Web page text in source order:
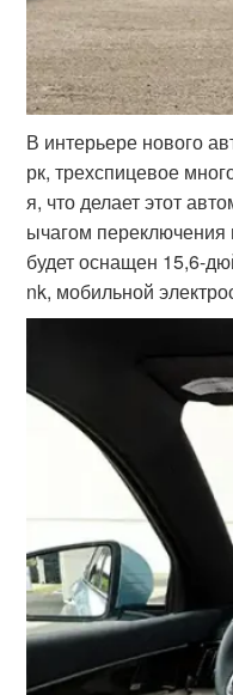
В интерьере нового
рк, трехспицевое
я, что делает этот
ычагом переключения
будет оснащен 15,6-
nk, мобильной